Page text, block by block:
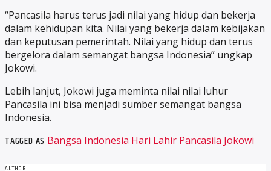
“Pancasila harus terus jadi nilai yang hidup dan bekerja
dalam kehidupan kita. Nilai yang bekerja dalam kebijakan
dan keputusan pemerintah. Nilai yang hidup dan terus
bergelora dalam semangat bangsa Indonesia” ungkap
Jokowi.
Lebih lanjut, Jokowi juga meminta nilai nilai luhur
Pancasila ini bisa menjadi sumber semangat bangsa
Indonesia.
TAGGED AS Bangsa Indonesia Hari Lahir Pancasila Jokowi
AUTHOR